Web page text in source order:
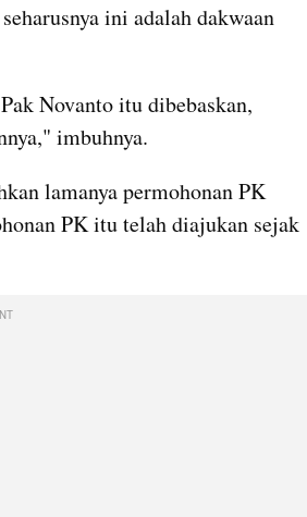
ini adalah dakwaan
Novanto itu dibebaskan,
imbuhnya.
lamanya permohonan PK
PK itu telah diajukan sejak